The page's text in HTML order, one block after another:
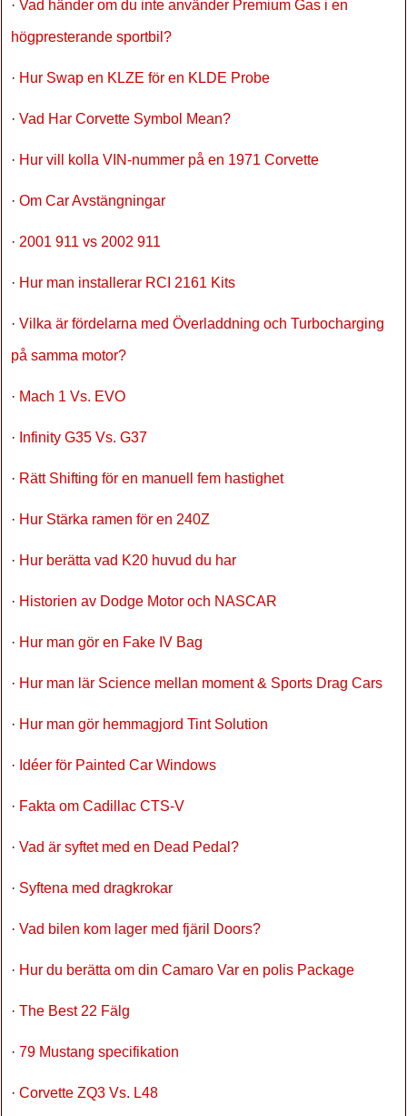
· Vad händer om du inte använder Premium Gas i en
högpresterande sportbil?
· Hur Swap en KLZE för en KLDE Probe
· Vad Har Corvette Symbol Mean?
· Hur vill kolla VIN-nummer på en 1971 Corvette
· Om Car Avstängningar
· 2001 911 vs 2002 911
· Hur man installerar RCI 2161 Kits
· Vilka är fördelarna med Överladdning och Turbocharging
på samma motor?
· Mach 1 Vs. EVO
· Infinity G35 Vs. G37
· Rätt Shifting för en manuell fem hastighet
· Hur Stärka ramen för en 240Z
· Hur berätta vad K20 huvud du har
· Historien av Dodge Motor och NASCAR
· Hur man gör en Fake IV Bag
· Hur man lär Science mellan moment & Sports Drag Cars
· Hur man gör hemmagjord Tint Solution
· Idéer för Painted Car Windows
· Fakta om Cadillac CTS-V
· Vad är syftet med en Dead Pedal?
· Syftena med dragkrokar
· Vad bilen kom lager med fjäril Doors?
· Hur du berätta om din Camaro Var en polis Package
· The Best 22 Fälg
· 79 Mustang specifikation
· Corvette ZQ3 Vs. L48